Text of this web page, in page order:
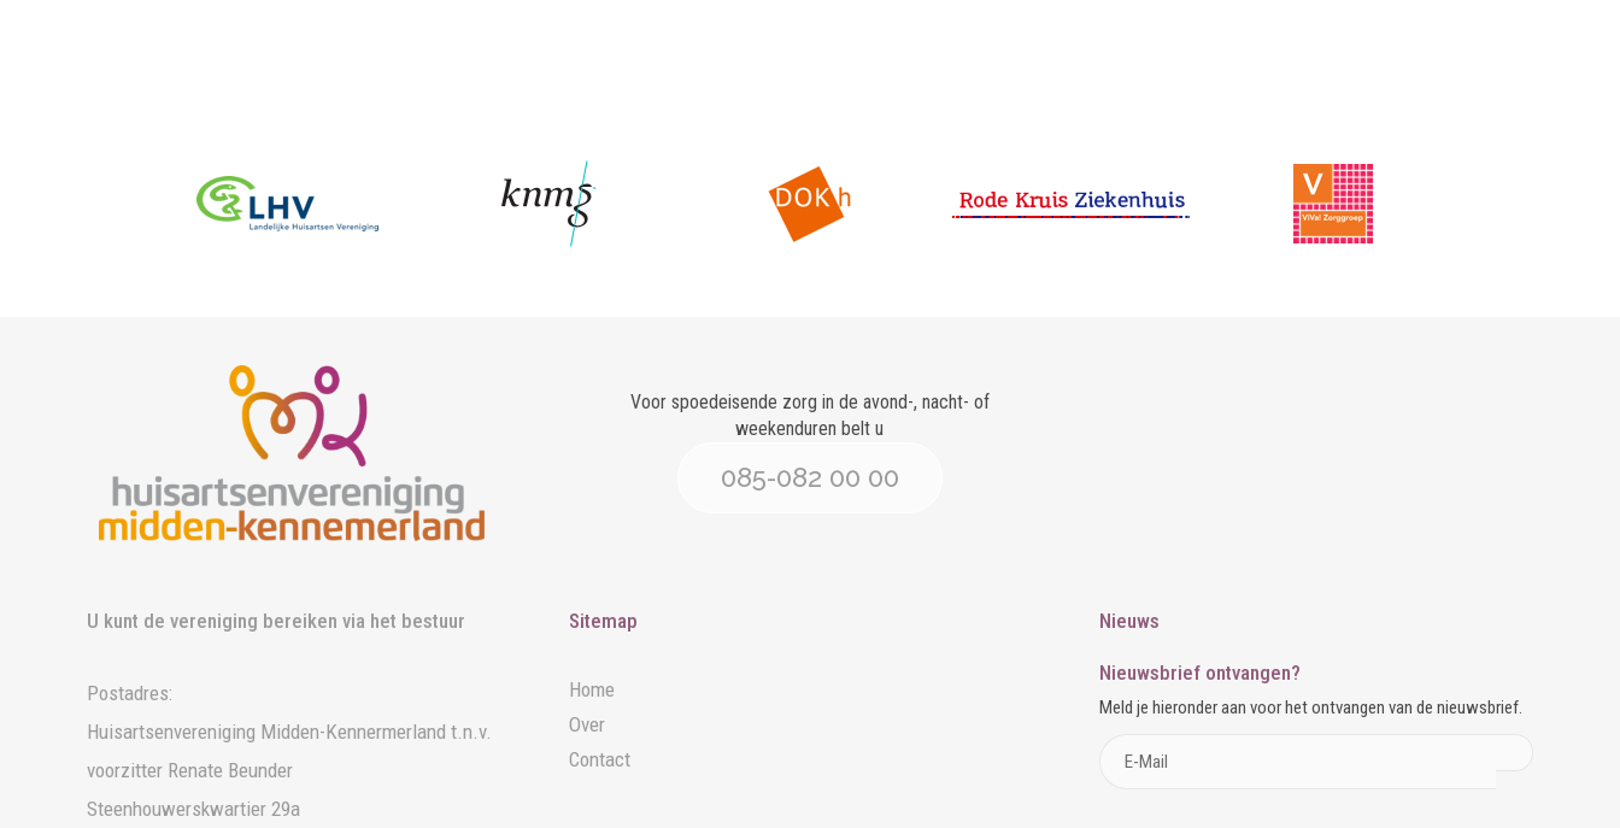
Voor spoedeisende zorg in de avond-, nacht- of
weekenduren belt u
085-082 00 00
U kunt de vereniging bereiken via het bestuur
Postadres:
Huisartsenvereniging Midden-Kennermerland t.n.v.
voorzitter Renate Beunder
Steenhouwerskwartier 29a
Sitemap
Home
Over
Contact
Nieuws
Nieuwsbrief ontvangen?
Meld je hieronder aan voor het ontvangen van de nieuwsbrief.